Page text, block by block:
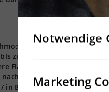
Lager- und
zu 25.000 m² realisierbar
Flächen ist vorhanden
Absprache möglich
in Bearbeitung
Notwendige
Marketing